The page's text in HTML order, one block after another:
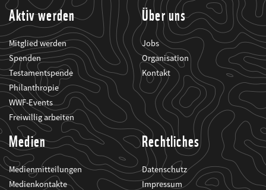
Aktiv werden
Mitglied werden
Spenden
Testamentspende
Philanthropie
WWF-Events
Freiwillig arbeiten
Über uns
Jobs
Organisation
Kontakt
Medien
Medienmitteilungen
Medienkontakte
Rechtliches
Datenschutz
Impressum